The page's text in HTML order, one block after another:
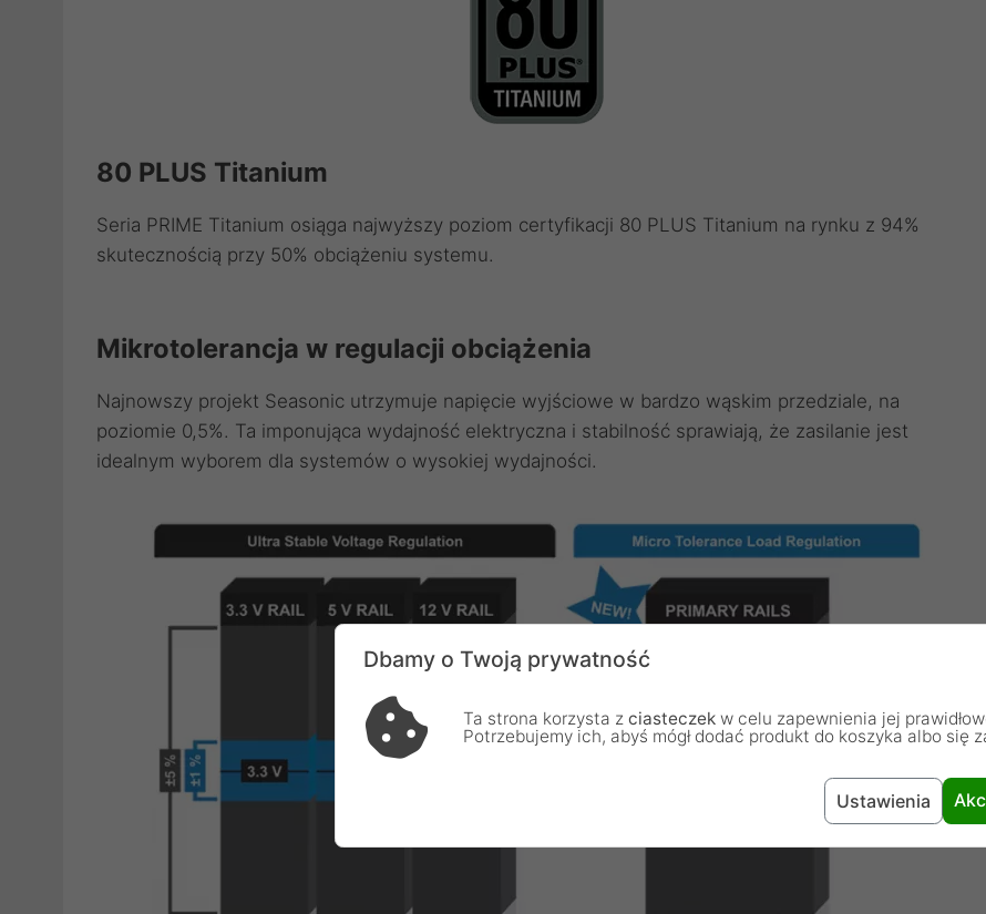
80 PLUS Titanium
Seria PRIME Titanium osiąga najwyższy poziom certyfikacji 80 PLUS Titanium na rynku z 94%
skutecznością przy 50% obciążeniu systemu.
Mikrotolerancja w regulacji obciążenia
Najnowszy projekt Seasonic utrzymuje napięcie wyjściowe w bardzo wąskim przedziale, na
poziomie 0,5%. Ta imponująca wydajność elektryczna i stabilność sprawiają, że zasilanie jest
idealnym wyborem dla systemów o wysokiej wydajności.
Dbamy o Twoją prywatność
Ta strona korzysta z ciasteczek w celu zapewnienia jej
Potrzebujemy ich, abyś mógł dodać produkt do koszyka albo się
Ustawienia